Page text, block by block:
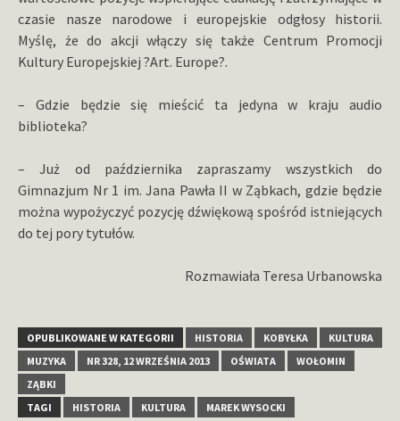
czasie nasze narodowe i europejskie odgłosy historii.
Myślę, że do akcji włączy się także Centrum Promocji
Kultury Europejskiej ?Art. Europe?.
– Gdzie będzie się mieścić ta jedyna w kraju audio
biblioteka?
– Już od października zapraszamy wszystkich do
Gimnazjum Nr 1 im. Jana Pawła II w Ząbkach, gdzie będzie
można wypożyczyć pozycję dźwiękową spośród istniejących
do tej pory tytułów.
Rozmawiała Teresa Urbanowska
OPUBLIKOWANE W KATEGORII HISTORIA KOBYŁKA
KULTURA
MUZYKA
NR 328, 12 WRZEŚNIA 2013 OŚWIATA
WOŁOMIN
ZĄBKI
TAGI
HISTORIA KULTURA MAREK WYSOCKI